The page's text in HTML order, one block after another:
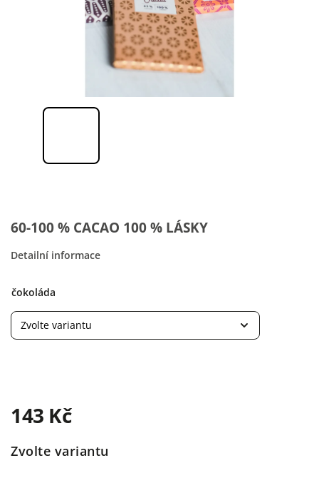
60-100 % CACAO 100 % LÁSKY
Detailní informace
čokoláda
143 Kč
Zvolte variantu